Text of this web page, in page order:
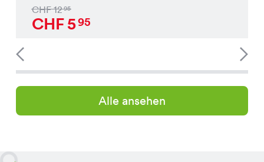
CHF1295
CHF595
Alle ansehen